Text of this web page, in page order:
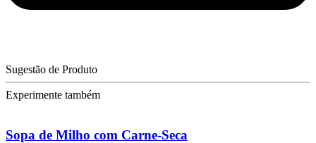
Sugestão de Produto
Experimente também
Sopa de Milho com Carne-Seca